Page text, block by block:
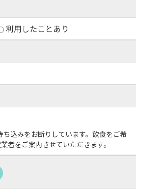
利用したことあり
ち込みをお断りしています。飲食をご希
者をご案内させていただきます。